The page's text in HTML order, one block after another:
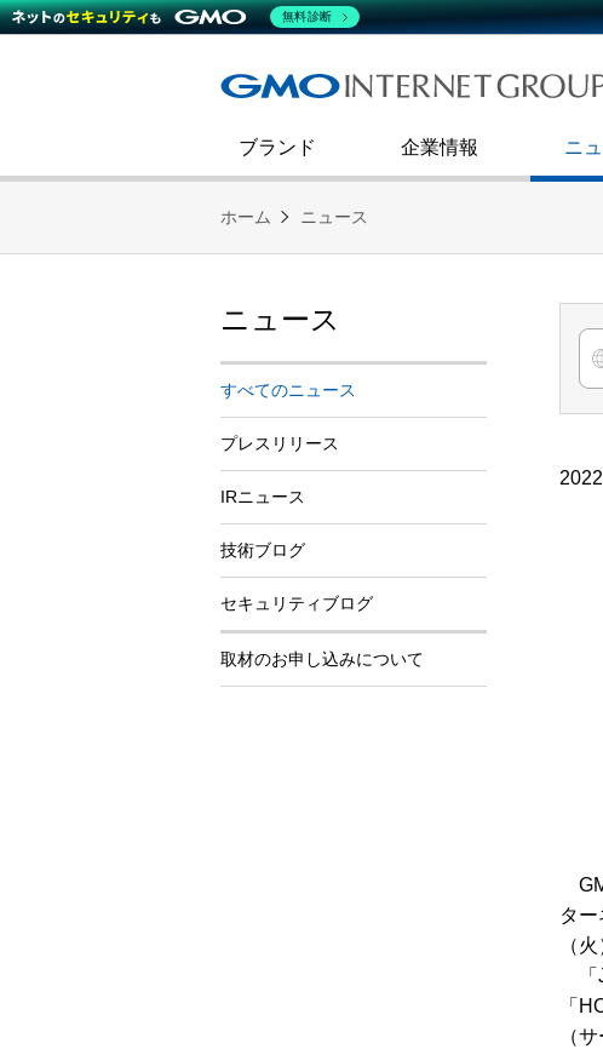
ブランド
企業情報
会社概要
社史
ニ
技術ブログ
インターネットセキュリティ事業
コミュニケーション
ダイバーシティ＆インクルージョン
熊谷正寿が語るグループ成長戦略・
財務・業績
第二新卒採用
ホーム ニュース
タ
（
「
「
（
ニュース
すべてのニュース
プレスリリース
IRニュース
技術ブログ
セキュリティブログ
取材のお申し込みについて
無料診断